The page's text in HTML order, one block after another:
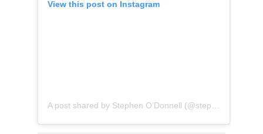
View this post on Instagram